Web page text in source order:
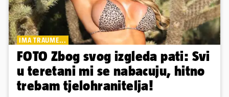
IMA TRAUME...
FOTO Zbog svog izgleda pati: Svi
u teretani mi se nabacuju, hitno
trebam tjelohranitelja!